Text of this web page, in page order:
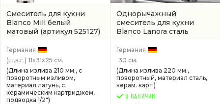
Смеситель для кухни
Blanco Mili белый
матовый (артикул 525127)
Германия
(ш.в.г.) 11x31x25 см.
(Длина излива 210 мм., с
поворотным изливом,
материал латунь, с
керамическим картриджем,
подводка 1/2")
Однорычажный
смеситель для кухни
Blanco Lanora сталь
Германия
30 см.
(Длина излива 220 мм.,
поворотный, материал сталь,
керам. карт.)
В НАЛИЧИИ